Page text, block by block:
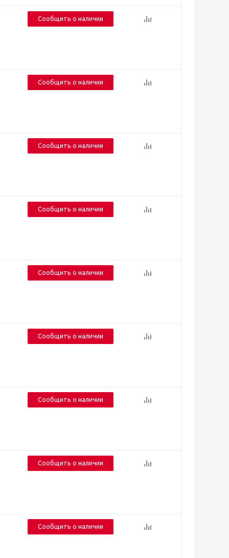
Сообщить о наличии
Сообщить о наличии
Сообщить о наличии
Сообщить о наличии
Сообщить о наличии
Сообщить о наличии
Сообщить о наличии
Сообщить о наличии
Сообщить о наличии